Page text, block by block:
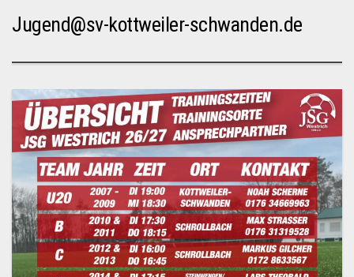
Jugend@sv-kottweiler-schwanden.de